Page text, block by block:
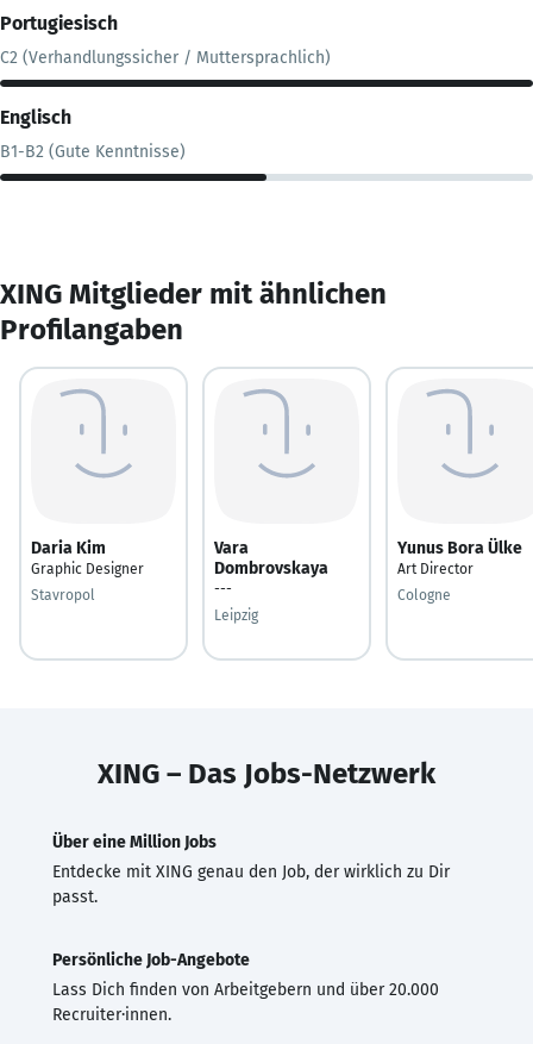
Portugiesisch
C2 (Verhandlungssicher / Muttersprachlich)
Englisch
B1-B2 (Gute Kenntnisse)
XING Mitglieder mit ähnlichen
Profilangaben
Daria Kim
Graphic Designer
Stavropol
Vara
Dombrovskaya
---
Leipzig
Yunus Bora Ülke
Art Director
Cologne
XING – Das Jobs-Netzwerk
Über eine Million Jobs
Entdecke mit XING genau den Job, der wirklich zu Dir
passt.
Persönliche Job-Angebote
Lass Dich finden von Arbeitgebern und über 20.000
Recruiter·innen.